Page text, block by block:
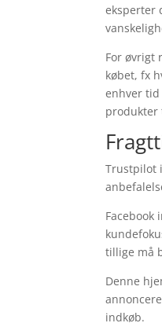
eksperter
For øvrigt
købet, fx
enhver
produkter
Trustpilot
tillige må
Denne
indkøb.